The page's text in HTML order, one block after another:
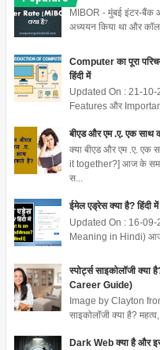
MIBOR - मुंबई इंटर-बैंक
अध्ययन किया था और कॉल
Computer का पूरा
हिंदी में
Updated On : 21-10-
Features और
बीएड और एम .ए. एक
क्या बीएड और एम .ए.
it together?] आज के
स...
ईमेल एड्रेस क्या है? हिंदी में
Updated On : 16-09-
Meaning in Hindi) आज
स्पोर्ट्स साइकोलॉजी
Career Guide)
Image by Clayton
साइकोलॉजी क्या है?
Dark Web क्या है और